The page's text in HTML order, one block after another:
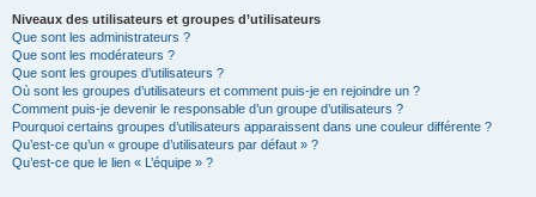
Niveaux des utilisateurs et groupes d’utilisateurs
Que sont les administrateurs ?
Que sont les modérateurs ?
Que sont les groupes d’utilisateurs ?
Où sont les groupes d’utilisateurs et comment puis-je en rejoindre un ?
Comment puis-je devenir le responsable d’un groupe d’utilisateurs ?
Pourquoi certains groupes d’utilisateurs apparaissent dans une couleur différente ?
Qu’est-ce qu’un « groupe d’utilisateurs par défaut » ?
Qu’est-ce que le lien « L’équipe » ?